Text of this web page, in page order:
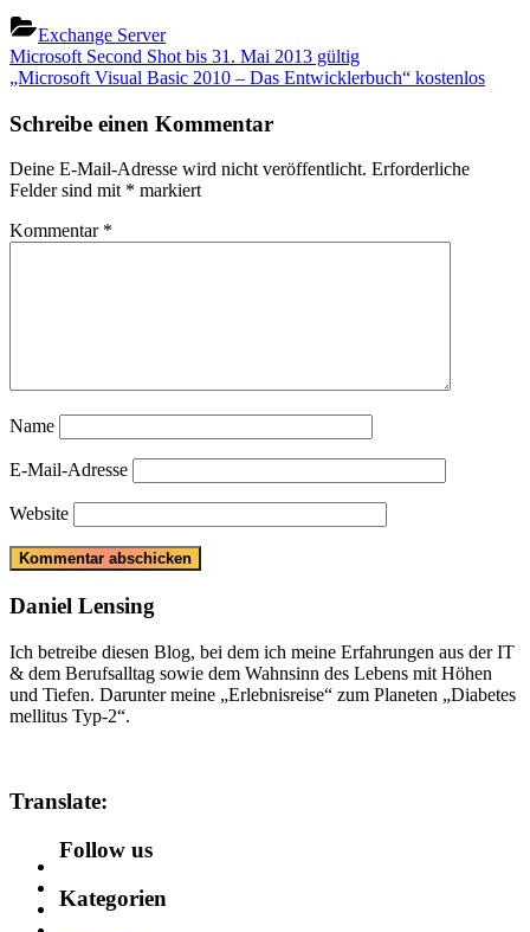
Exchange Server
Beitragsnavigation
Previous
Post:
Microsoft Second Shot bis 31. Mai 2013 gültig
Next
„Microsoft Visual Basic 2010 – Das Entwicklerbuch“ kostenlos
Schreibe einen Kommentar
Deine E-Mail-Adresse wird nicht veröffentlicht. Erforderliche
Felder sind mit * markiert
Kommentar *
Name
E-Mail-Adresse
Website
Daniel Lensing
Ich betreibe diesen Blog, bei dem ich meine Erfahrungen aus der IT
& dem Berufsalltag sowie dem Wahnsinn des Lebens mit Höhen
und Tiefen. Darunter meine „Erlebnisreise“ zum Planeten „Diabetes
mellitus Typ-2“.
Translate:
Follow us
Kategorien